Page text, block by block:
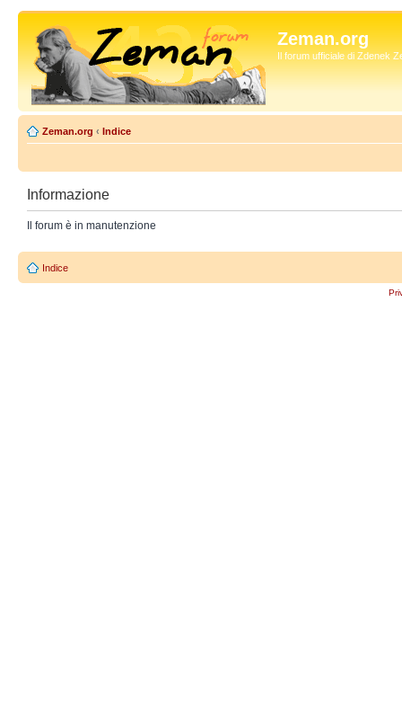
Zeman.org
Il forum ufficiale di Zdenek
Zeman.org ‹ Indice
Informazione
Il forum è in manutenzione
Indice